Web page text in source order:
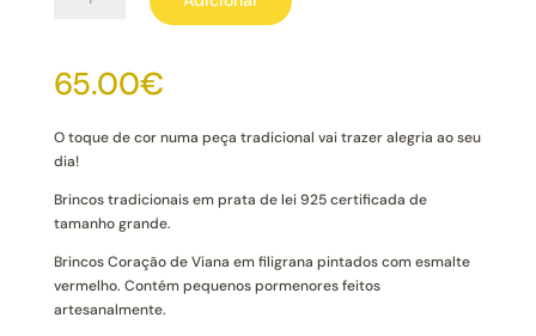
-
em
Filigrana
(L)
65.00€
O toque de cor numa peça tradicional vai trazer alegria ao seu
dia!
Brincos tradicionais em prata de lei 925 certificada de
tamanho grande.
Brincos Coração de Viana em filigrana pintados com esmalte
vermelho. Contém pequenos pormenores feitos
artesanalmente.